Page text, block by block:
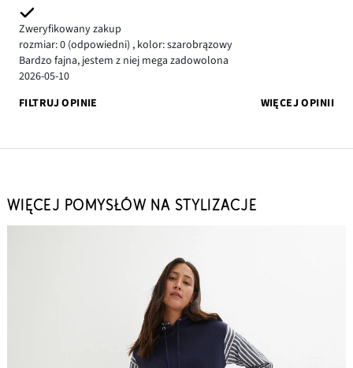
Zweryfikowany zakup
rozmiar: 0 (odpowiedni) , kolor: szarobrązowy
Bardzo fajna, jestem z niej mega zadowolona
2026-05-10
FILTRUJ OPINIE
WIĘCEJ OPINII
WIĘCEJ POMYSŁÓW NA STYLIZACJE